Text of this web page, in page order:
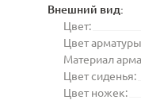
Внешний вид:
Цвет:
Цвет
Материал
Цвет сиденья:
Цвет ножек: